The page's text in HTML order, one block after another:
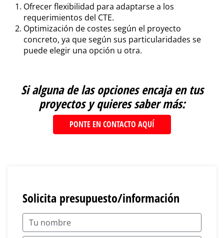
Ofrecer flexibilidad para adaptarse a los
requerimientos del CTE.
Optimización de costes según el proyecto
concreto, ya que según sus particularidades se
puede elegir una opción u otra.
Si alguna de las opciones encaja en tus
proyectos y quieres saber más:
PONTE EN CONTACTO AQUÍ
Solicita presupuesto/información